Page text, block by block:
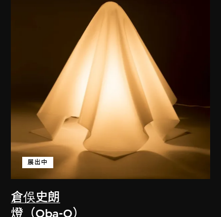
倉俁史朗
展出中
燈（Oba-Q）